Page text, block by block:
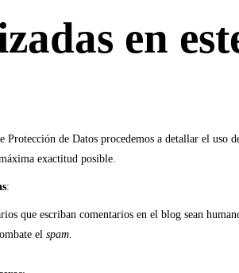
en
de Datos procedemos a detallar el uso
exactitud posible.
:
que escriban comentarios en el blog sean
el spam.